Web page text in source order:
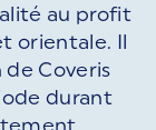
au profit
orientale. Il
Coveris
durant